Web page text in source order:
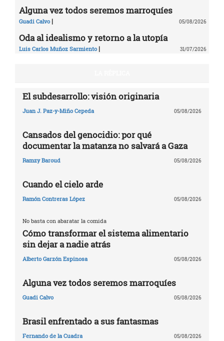
Alguna vez todos seremos marroquíes
Guadi Calvo | 05/08/2026
Oda al idealismo y retorno a la utopía
Luis Carlos Muñoz Sarmiento | 31/07/2026
El subdesarrollo: visión originaria
Juan J. Paz-y-Miño Cepeda 05/08/2026
Cansados del genocidio: por qué
documentar la matanza no salvará a Gaza
Ramzy Baroud 05/08/2026
Cuando el cielo arde
Ramón Contreras López 05/08/2026
No basta con abaratar la comida
Cómo transformar el sistema alimentario
sin dejar a nadie atrás
Alberto Garzón Espinosa 05/08/2026
Alguna vez todos seremos marroquíes
Guadi Calvo 05/08/2026
Brasil enfrentado a sus fantasmas
Fernando de la Cuadra 05/08/2026